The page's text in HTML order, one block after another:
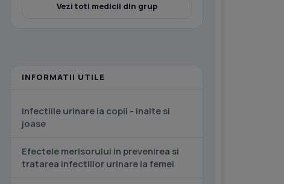
Vezi toti medicii din grup
INFORMATII UTILE
Infectiile urinare la copii - inalte si
joase
Efectele merisorului in prevenirea si
tratarea infectiilor urinare la femei